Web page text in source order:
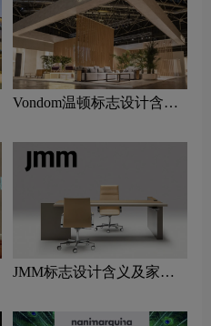
Vondom温顿标志设计含义
JMM标志设计含义及家具